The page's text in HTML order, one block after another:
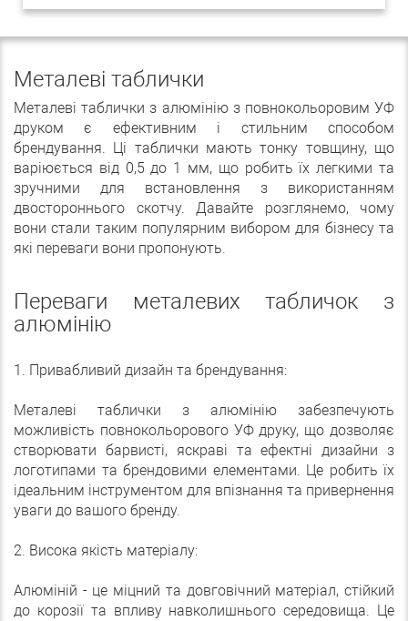
Металеві таблички
Металеві таблички з алюмінію з повнокольоровим УФ
друком є ефективним і стильним способом
брендування. Ці таблички мають тонку товщину, що
варіюється від 0,5 до 1 мм, що робить їх легкими та
зручними для встановлення з використанням
двостороннього скотчу. Давайте розглянемо, чому
вони стали таким популярним вибором для бізнесу та
які переваги вони пропонують.
Переваги металевих табличок з
алюмінію
1. Привабливий дизайн та брендування:
Металеві таблички з алюмінію забезпечують
можливість повнокольорового УФ друку, що дозволяє
створювати барвисті, яскраві та ефектні дизайни з
логотипами та брендовими елементами. Це робить їх
ідеальним інструментом для впізнання та привернення
уваги до вашого бренду.
2. Висока якість матеріалу:
Алюміній - це міцний та довговічний матеріал, стійкий
до корозії та впливу навколишнього середовища. Це